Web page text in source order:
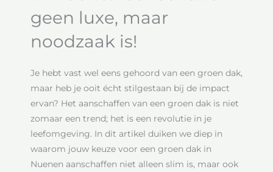
geen luxe, maar
noodzaak is!
Je hebt vast wel eens gehoord van een groen dak,
maar heb je ooit écht stilgestaan bij de impact
ervan? Het aanschaffen van een groen dak is niet
zomaar een trend; het is een revolutie in je
leefomgeving. In dit artikel duiken we diep in
waarom jouw keuze voor een groen dak in
Nuenen aanschaffen niet alleen slim is, maar ook